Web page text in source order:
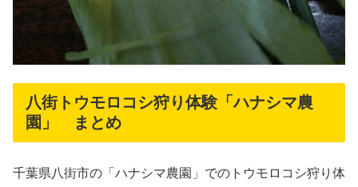
八街トウモロコシ狩り体験「ハナシマ農
園」 まとめ
千葉県八街市の「ハナシマ農園」でのトウモロコシ狩り体